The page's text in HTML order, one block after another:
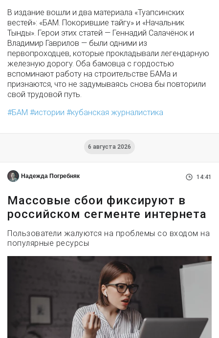
В издание вошли и два материала «Туапсинских
вестей»: «БАМ. Покорившие тайгу» и «Начальник
Тынды». Герои этих статей — Геннадий Салачёнок и
Владимир Гаврилов — были одними из
первопроходцев, которые прокладывали легендарную
железную дорогу. Оба бамовца с гордостью
вспоминают работу на строительстве БАМа и
признаются, что не задумываясь снова бы повторили
свой трудовой путь.
БАМ
истории кубанская журналистика
6 августа 2026
Надежда Погребняк 14:41
Массовые сбои фиксируют в
российском сегменте интернета
Пользователи жалуются на проблемы со входом на
популярные ресурсы